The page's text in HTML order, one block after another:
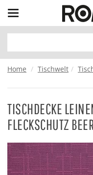
Toggle
navigation
Home Tischwelt
TISCHDECKE
FLECKSCHUTZ